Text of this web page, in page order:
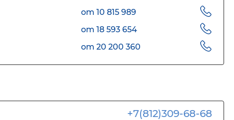
от 10 815 989
от 18 593 654
от 20 200 360
+7(812)309-68-68